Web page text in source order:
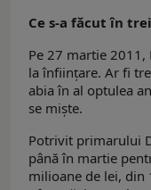
Ce s-a făcut în
Pe 27 martie
la înfiinţare. Ar fi
abia în al optulea
se mişte.
Potrivit primarului
până în martie
milioane de lei, din